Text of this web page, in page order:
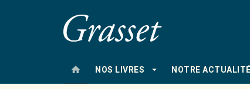
MENU RECHERCHE
home NOS LIVRES arrow_drop_down NOTRE ACTUALITÉ